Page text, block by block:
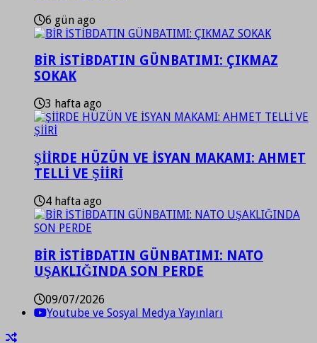
6 gün ago
BİR İSTİBDATIN GÜNBATIMI: ÇIKMAZ
SOKAK
3 hafta ago
ŞİİRDE HÜZÜN VE İSYAN MAKAMI: AHMET
TELLİ VE ŞİİRİ
4 hafta ago
BİR İSTİBDATIN GÜNBATIMI: NATO
UŞAKLIĞINDA SON PERDE
09/07/2026
Youtube ve Sosyal Medya Yayınları